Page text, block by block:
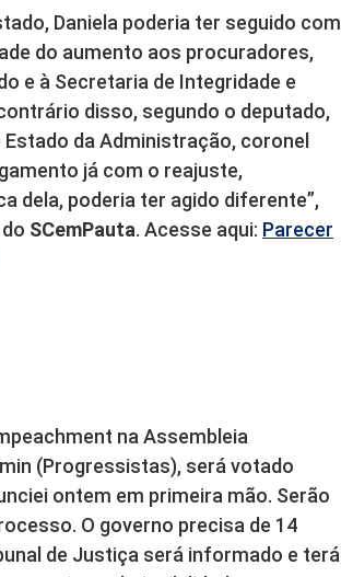
Daniela poderia ter seguido com
do aumento aos procuradores,
e à Secretaria de Integridade e
disso, segundo o deputado,
da Administração, coronel
já com o reajuste,
dela, poderia ter agido diferente”,
SCemPauta. Acesse aqui: Parecer
na Assembleia
(Progressistas), será votado
ontem em primeira mão. Serão
O governo precisa de 14
de Justiça será informado e terá